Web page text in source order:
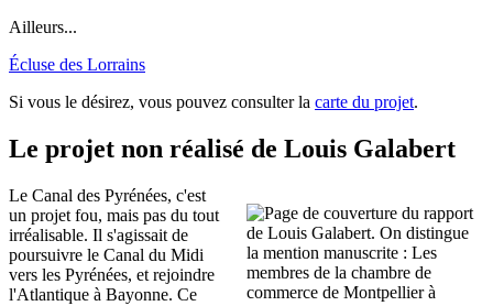
Ailleurs...
Écluse des Lorrains
Si vous le désirez, vous pouvez consulter la carte du projet.
Le projet non réalisé de Louis Galabert
Le Canal des Pyrénées, c'est
un projet fou, mais pas du tout
irréalisable. Il s'agissait de
poursuivre le Canal du Midi
vers les Pyrénées, et rejoindre
l'Atlantique à Bayonne. Ce